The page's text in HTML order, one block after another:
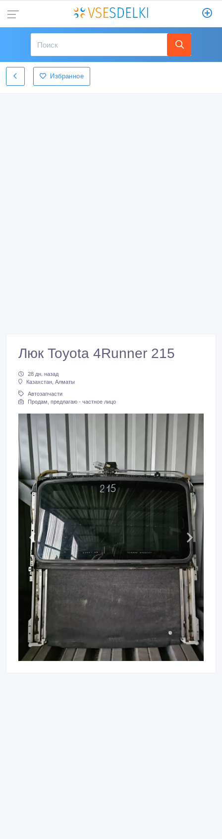
Избранное
Люк Toyota 4Runner 215
28 дн. назад
Казахстан, Алматы
Автозапчасти
Продам, предлагаю - частное лицо